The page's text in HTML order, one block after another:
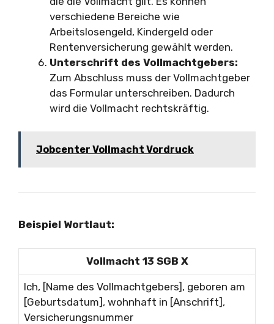
verschiedene Bereiche wie
Arbeitslosengeld, Kindergeld oder
Rentenversicherung gewählt werden.
Unterschrift des Vollmachtgebers:
Zum Abschluss muss der Vollmachtgeber
das Formular unterschreiben. Dadurch
wird die Vollmacht rechtskräftig.
Jobcenter Vollmacht Vordruck
Beispiel Wortlaut:
Vollmacht 13 SGB X
Ich, [Name des Vollmachtgebers], geboren am
[Geburtsdatum], wohnhaft in [Anschrift],
Versicherungsnummer